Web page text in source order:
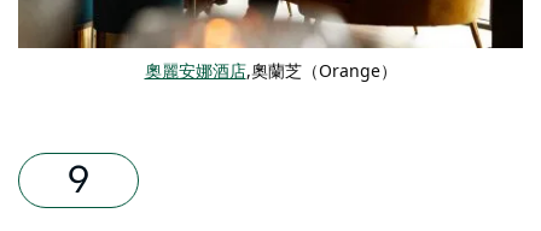
奧麗安娜酒店,奧蘭芝（Orange）